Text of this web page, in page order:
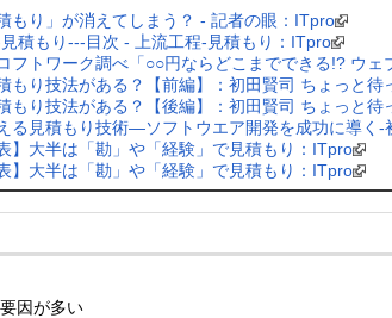
もり」が消えてしまう？ - 記者の眼：ITpro
見積もり---目次 - 上流工程-見積もり：ITpro
フトワーク調べ「○○円ならどこまでできる!? ウェ
もり技法がある？【前編】：初田賢司 ちょっと
もり技法がある？【後編】：初田賢司 ちょっと
る見積もり技術―ソフトウエア開発を成功に導く-
】大半は「勘」や「経験」で見積もり：ITpro
】大半は「勘」や「経験」で見積もり：ITpro
因が多い